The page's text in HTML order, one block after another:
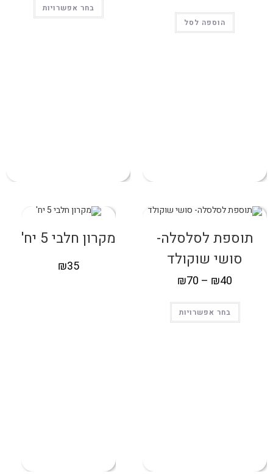
הוספה לסל
בחר אפשרויות
תוספת לסלסלה-
סושי שוקולד
₪40
–
₪70
בחר אפשרויות
מקרון חלבי 5 יח'
₪35